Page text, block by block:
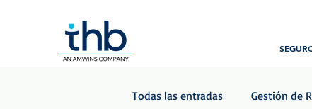
Todas las entradas Gestión de